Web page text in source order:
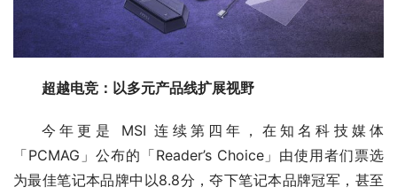
超越电竞：以多元产品线扩展视野
今年更是 MSI 连续第四年，在知名科技媒体
「PCMAG」公布的「Reader’s Choice」由使用者们票选
为最佳笔记本品牌中以8.8分，夺下笔记本品牌冠军，甚至